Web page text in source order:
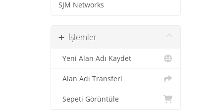
SJM Networks
İşlemler
Yeni Alan Adı Kaydet
Alan Adı Transferi
Sepeti Görüntüle